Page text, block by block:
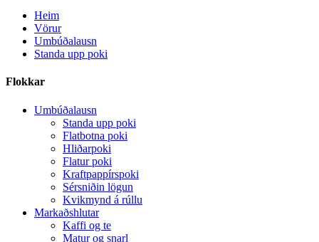
Heim
Vörur
Umbúðalausn
Standa upp poki
Flokkar
Umbúðalausn
Standa upp poki
Flatbotna poki
Hliðarpoki
Flatur poki
Kraftpappírspoki
Sérsniðin lögun
Kvikmynd á rúllu
Markaðshlutar
Kaffi og te
Matur og snarl